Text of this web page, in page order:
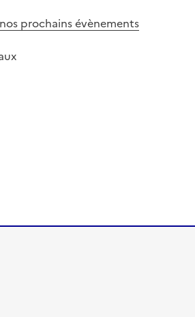
prochains évènements